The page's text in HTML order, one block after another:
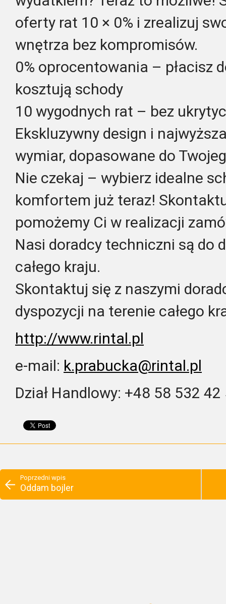
oferty rat 10 × 0% i zrealizuj
wnętrza bez kompromisów.
0% oprocentowania – płacisz
kosztują schody
10 wygodnych rat – bez
Ekskluzywny design i
wymiar, dopasowane do
Nie czekaj – wybierz idealne
komfortem już teraz!
pomożemy Ci w realizacji
Nasi doradcy techniczni są do
całego kraju.
Skontaktuj się z naszymi
dyspozycji na terenie całego
http://www.rintal.pl
e-mail: k.prabucka@rintal.pl
Dział Handlowy: +48 58 532 42
Poprzedni wpis
Oddam bojler